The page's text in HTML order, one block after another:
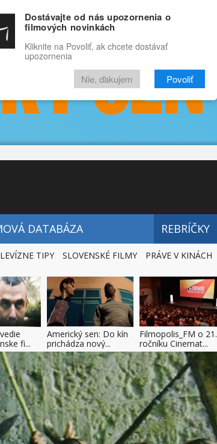
Funny Docu
VIDEÁ FILMY
DATABÁZA REBRÍČKY
TIPY SLOVENSKÉ FILMY PRÁVE V KINÁCH
fi...
Americký sen: Do kín
prichádza nový...
Filmopolis_FM o 21.
ročníku Cinemat...
Dostávajte od nás upozornenia o
filmových novinkách
Kliknite na Povoliť, ak chcete dostávať
upozornenia
Nie, ďakujem Povoliť